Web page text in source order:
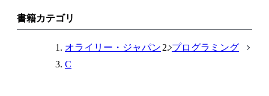
書籍カテゴリ
オライリー・ジャパン
プログラミング
C